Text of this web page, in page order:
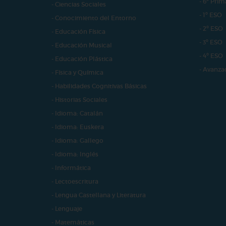
- Ciencias Sociales
- Conocimiento del Entorno
- Educación Física
- Educación Musical
- Educación Plástica
- Física y Química
- Habilidades Cognitivas Básicas
- Historias Sociales
- Idioma: Catalán
- Idioma: Euskera
- Idioma: Gallego
- Idioma: Inglés
- Informática
- Lectoescritura
- Lengua Castellana y Literatura
- Lenguaje
- Matemáticas
- 1º ESO
- 2º ESO
- 3º ESO
- 4º ESO
-